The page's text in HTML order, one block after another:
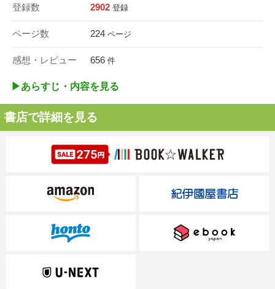
登録数 2902 登録
ページ数 224 ページ
感想・レビュー 656 件
▶︎あらすじ・内容を見る
書店で詳細を見る